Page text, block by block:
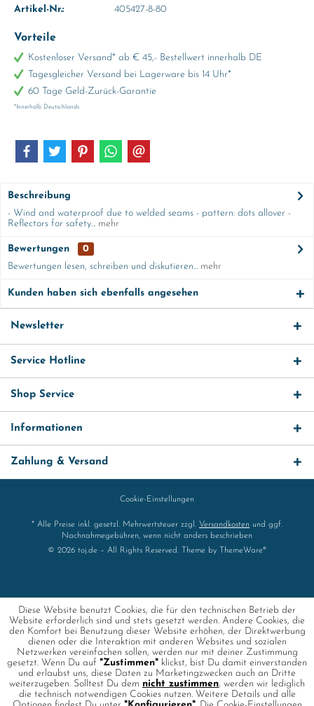
Artikel-Nr.: 405427-8-80
Vorteile
Kostenloser Versand* ab € 45,- Bestellwert innerhalb DE
Tagesgleicher Versand bei Lagerware bis 14 Uhr*
60 Tage Geld-Zurück-Garantie
*Innerhalb Deutschlands
Beschreibung
- Wind and waterproof due to welded seams - pattern: dots allover -
Reflectors for safety... mehr
Bewertungen
0
Bewertungen lesen, schreiben und diskutieren... mehr
Kunden haben sich ebenfalls angesehen
Newsletter
Service Hotline
Shop Service
Informationen
Zahlung & Versand
Cookie-Einstellungen
* Alle Preise inkl. gesetzl. Mehrwertsteuer zzgl. Versandkosten und ggf.
Nachnahmegebühren, wenn nicht anders beschrieben
© 2026 toj.de – All Rights Reserved. Theme by
ThemeWare®
Diese Website benutzt Cookies, die für den technischen Betrieb der
Website erforderlich sind und stets gesetzt werden. Andere Cookies, die
den Komfort bei Benutzung dieser Website erhöhen, der Direktwerbung
dienen oder die Interaktion mit anderen Websites und sozialen
Netzwerken vereinfachen sollen, werden nur mit deiner Zustimmung
gesetzt. Wenn Du auf "Zustimmen" klickst, bist Du damit einverstanden
und erlaubst uns, diese Daten zu Marketingzwecken auch an Dritte
weiterzugeben. Solltest Du dem nicht zustimmen, werden wir lediglich
die technisch notwendigen Cookies nutzen. Weitere Details und alle